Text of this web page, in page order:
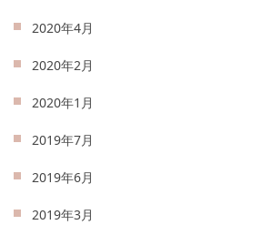
2020年4月
2020年2月
2020年1月
2019年7月
2019年6月
2019年3月